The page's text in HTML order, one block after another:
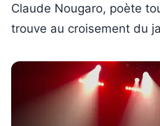
Claude Nougaro, poète
trouve au croisement du